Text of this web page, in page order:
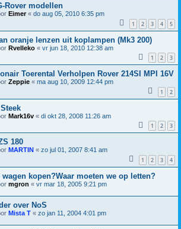
Rover modellen
Eimer« do aug 05, 2010 6:35 pm
1 2 3 4 5
oranje lenzen uit koplampen (Mk3 200)
Rvelleko « vr jun 18, 2010 12:38 am
1 2 3
Toerental Verholpen Rover 214SI MPI 16V
Zeppie « ma aug 10, 2009 12:44 pm
1 2
Mark16v « di okt 28, 2008 11:26 am
1 2 3
180
MARTIN « zo jul 01, 2007 8:41 am
1 2 3 4
wagen kopen?Waar moeten we op letten?
mgron « vr mar 18, 2005 9:21 pm
over NoS
Mista T « zo jan 11, 2004 4:01 pm